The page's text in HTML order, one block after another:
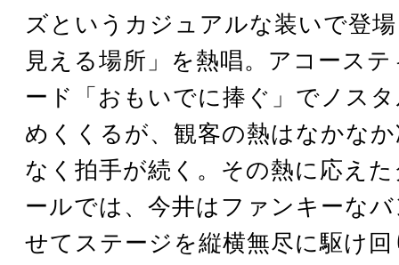
ズというカジュアルな装いで登
見える場所」を熱唱。アコース
ード「おもいでに捧ぐ」でノス
めくくるが、観客の熱はなかな
なく拍手が続く。その熱に応え
ールでは、今井はファンキーな
せてステージを縦横無尽に駆け